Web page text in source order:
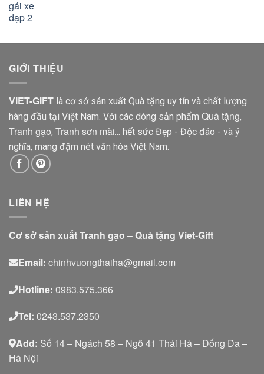
GIỚI THIỆU
VIET-GIFT là cơ sở sản xuất Quà tặng uy tín và chất lượng
hàng đầu tại Việt Nam. Với các dòng sản phẩm Quà tặng,
Tranh gạo, Tranh sơn mài... hết sức Đẹp - Độc đáo - và ý
nghĩa, mang đậm nét văn hóa Việt Nam.
LIÊN HỆ
Cơ sở sản xuất Tranh gạo – Quà tặng Viet-Gift
Email: chinhvuongthaiha@gmail.com
Hotline: 0983.575.366
Tel: 0243.537.2350
Add: Số 14 – Ngách 58 – Ngõ 41 Thái Hà – Đống Đa –
Hà Nội